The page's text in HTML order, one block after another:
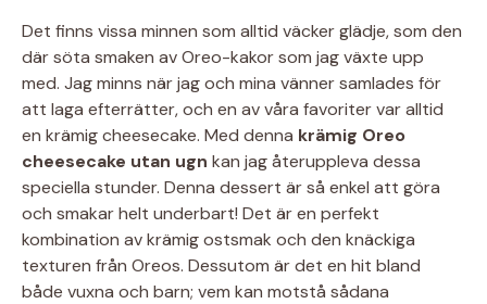
Det finns vissa minnen som alltid väcker glädje, som den
där söta smaken av Oreo-kakor som jag växte upp
med. Jag minns när jag och mina vänner samlades för
att laga efterrätter, och en av våra favoriter var alltid
en krämig cheesecake. Med denna krämig Oreo
cheesecake utan ugn kan jag återuppleva dessa
speciella stunder. Denna dessert är så enkel att göra
och smakar helt underbart! Det är en perfekt
kombination av krämig ostsmak och den knäckiga
texturen från Oreos. Dessutom är det en hit bland
både vuxna och barn; vem kan motstå sådana